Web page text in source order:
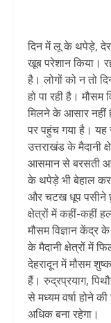
दिन में लू के थपेड़े, देर
खूब परेशान किया।
है। लोगों को न तो
हो पा रही है। मौसम
मिलने के आसार नहीं
पर पहुंच गया है। यह
उत्तराखंड के मैदानी
आसमान से बरसती
के थपेड़े भी बेहाल कर
और चटख धूप पसीने
क्षेत्रों में कहीं-कहीं
मौसम विज्ञान केंद्र
के मैदानी क्षेत्रों में
देहरादून में मौसम
हैं। रुद्रप्रयाग,
से मध्यम वर्षा होने
अधिक बना रहेगा।